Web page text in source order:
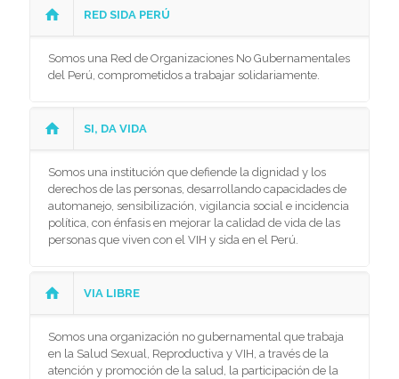
RED SIDA PERÚ
Somos una Red de Organizaciones No Gubernamentales
del Perú, comprometidos a trabajar solidariamente.
SI, DA VIDA
Somos una institución que defiende la dignidad y los
derechos de las personas, desarrollando capacidades de
automanejo, sensibilización, vigilancia social e incidencia
política, con énfasis en mejorar la calidad de vida de las
personas que viven con el VIH y sida en el Perú.
VIA LIBRE
Somos una organización no gubernamental que trabaja
en la Salud Sexual, Reproductiva y VIH, a través de la
atención y promoción de la salud, la participación de la